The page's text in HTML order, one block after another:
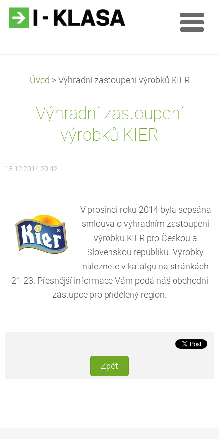
Úvod > Výhradní zastoupení výrobků KIER
Výhradní zastoupení
výrobků KIER
15.12.2014 20:42
V prosinci roku 2014 byla sepsána
smlouva o výhradním zastoupení
výrobku KIER pro Českou a
Slovenskou republiku. Výrobky
naleznete v katalgu na stránkách
21-23. Přesnější informace Vám podá náš obchodní
zástupce pro přidělený region.
Zpět